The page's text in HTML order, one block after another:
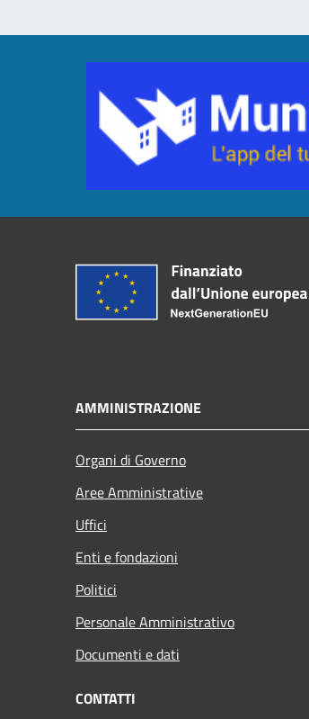
AMMINISTRAZIONE
Organi di Governo
Aree Amministrative
Uffici
Enti e fondazioni
Politici
Personale Amministrativo
Documenti e dati
CONTATTI